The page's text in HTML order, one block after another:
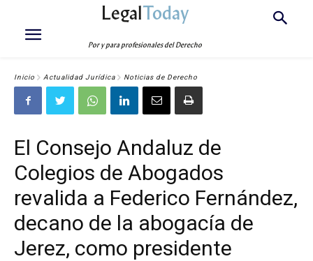
LegalToday
Por y para profesionales del Derecho
Inicio Actualidad Jurídica Noticias de Derecho
El Consejo Andaluz de
Colegios de Abogados
revalida a Federico Fernández,
decano de la abogacía de
Jerez, como presidente